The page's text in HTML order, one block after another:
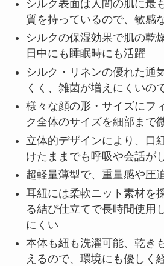
シルク表面は人間の肌に最
質を持っているので、敏感
シルクの保湿効果で肌の乾
日中にも睡眠時にも活躍
シルク・リネンの優れた通
くく、雑菌が増えにくいの
様々な顔の形・サイズにフ
ク全体のサイズを細部まで
立体的デザインにより、口
けたままでも呼吸や会話が
超軽量薄型で、重量感や圧
耳紐には柔軟ニット素材を
る結び仕立てで長時間使用
にくい
本体も紐も洗濯可能、乾き
えるので、環境にも優しく